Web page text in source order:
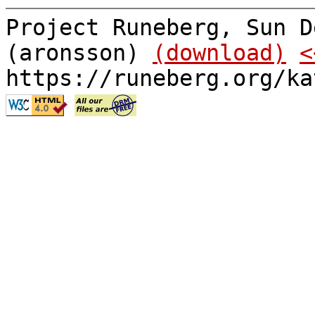
Project Runeberg, Sun
(aronsson)
(download)
https://runeberg.org/